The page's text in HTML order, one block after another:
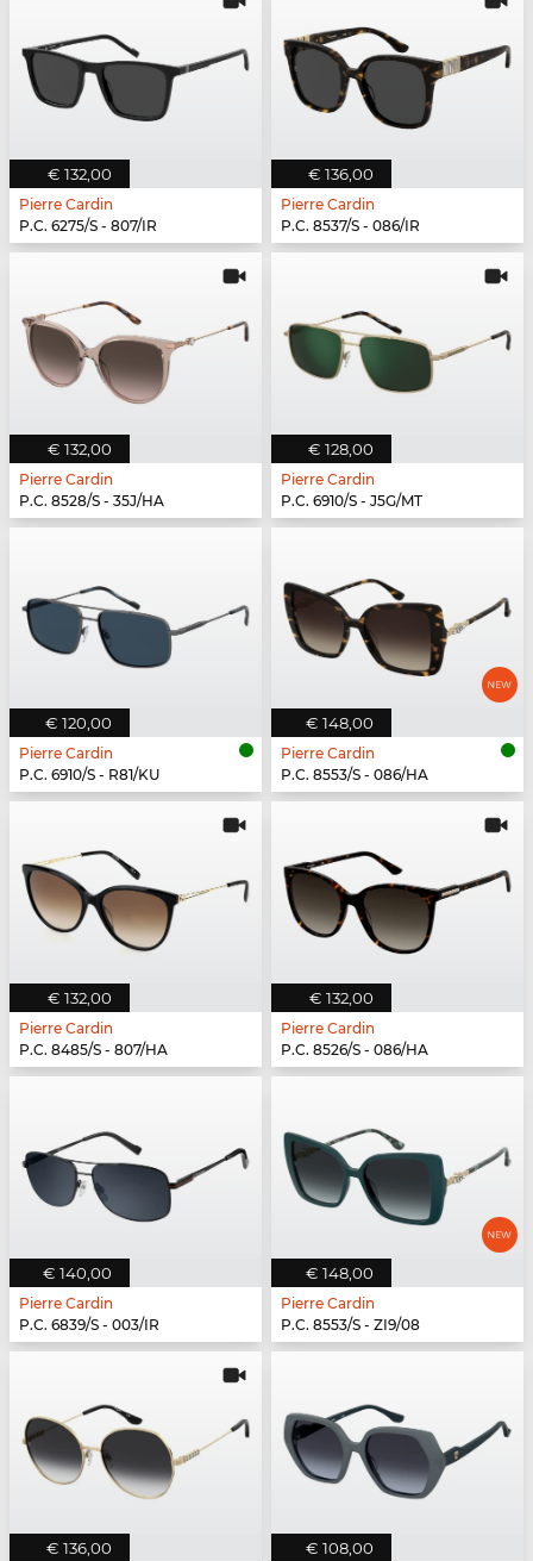
€ 132,00
Pierre Cardin
P.C. 6275/S - 807/IR
€ 136,00
Pierre Cardin
P.C. 8537/S - 086/IR
€ 132,00
Pierre Cardin
P.C. 8528/S - 35J/HA
€ 128,00
Pierre Cardin
P.C. 6910/S - J5G/MT
€ 120,00
Pierre Cardin
P.C. 6910/S - R81/KU
€ 148,00
Pierre Cardin
P.C. 8553/S - 086/HA
€ 132,00
Pierre Cardin
P.C. 8485/S - 807/HA
€ 132,00
Pierre Cardin
P.C. 8526/S - 086/HA
€ 140,00
Pierre Cardin
P.C. 6839/S - 003/IR
€ 148,00
Pierre Cardin
P.C. 8553/S - ZI9/08
€ 136,00 € 108,00